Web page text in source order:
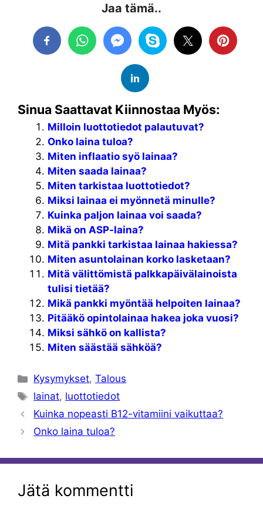
Jaa tämä..
Sinua Saattavat Kiinnostaa Myös:
Milloin luottotiedot palautuvat?
Onko laina tuloa?
Miten inflaatio syö lainaa?
Miten saada lainaa?
Miten tarkistaa luottotiedot?
Miksi lainaa ei myönnetä minulle?
Kuinka paljon lainaa voi saada?
Mikä on ASP-laina?
Mitä pankki tarkistaa lainaa hakiessa?
Miten asuntolainan korko lasketaan?
Mitä välittömistä palkkapäivälainoista
tulisi tietää?
Mikä pankki myöntää helpoiten lainaa?
Pitääkö opintolainaa hakea joka vuosi?
Miksi sähkö on kallista?
Miten säästää sähköä?
Kategoriat
Kysymykset,Talous
Avainsanat
lainat, luottotiedot
Kuinka nopeasti B12-vitamiini vaikuttaa?
Onko laina tuloa?
Jätä kommentti